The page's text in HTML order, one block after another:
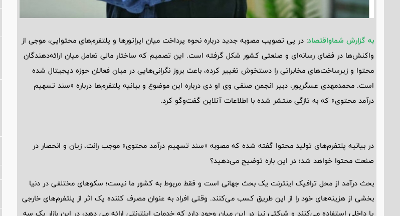
به گزارش شماواقتصاد: در پی تصویب مصوبه جدید درباره نحوه پرداخت میان اپراتورها و پلتفرم‌های محتوایی، موجی از
واکنش‌ها در فضای رسانه‌ای و صنعتی کشور شکل گرفته است. این تصمیم که ساختار مالی تعامل میان ارائه‌دهندگان
محتوا و زیرساخت‌های مخابراتی را دستخوش تغییر کرده، باعث بروز نگرانی‌هایی در میان فعالان حوزه دیجیتال شده
است. محمدمهدی عسگرپور، دبیر انجمن صنفی وی او دی درباره این موضوع و بیانیه پلتفرم‌ها درباره «سند تسهیم
درآمد محتوی» که به تازگی منتشر شده با اطلاعات آنلاین گفت‌وگو کرد.
در بیانیه پلتفرم‌های تولید محتوا گفته شده که مصوبه «سند تسهیم درآمد محتوی» موجب رانت، زیان و انحصار در
صنعت محتوا خواهد شد؛ در این باره توضیح می‌دهید؟
بحث درآمد از محل ترافیک اینترنت یک بحث جهانی است و فقط مربوط به کشور ما نیست؛ سکوهای مختلفی در دنیا
بخشی از هزینه‌های خود را از این طریق کسب می‌کنند. وقتی افراد به عنوان مصرف کننده یک اثر از پلتفرم‌های خارجی
یا داخلی استفاده می‌کنند و شرکتی نیز در این میان وجود دارد که خدمات اینترنتی ارائه می دهد، در این بازار یک سه